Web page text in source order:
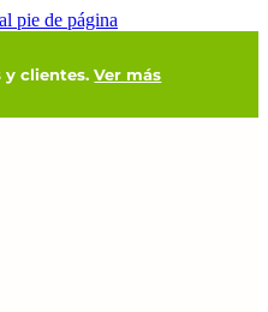
pie de página
y clientes.Ver más